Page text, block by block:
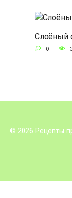
Слоёный
0
© 2026 Рецепты